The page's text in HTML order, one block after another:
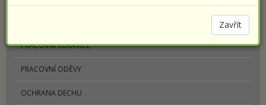
PRACOVNÍ RUKAVICE
PRACOVNÍ ODĚVY
OCHRANA DECHU
Zavřít